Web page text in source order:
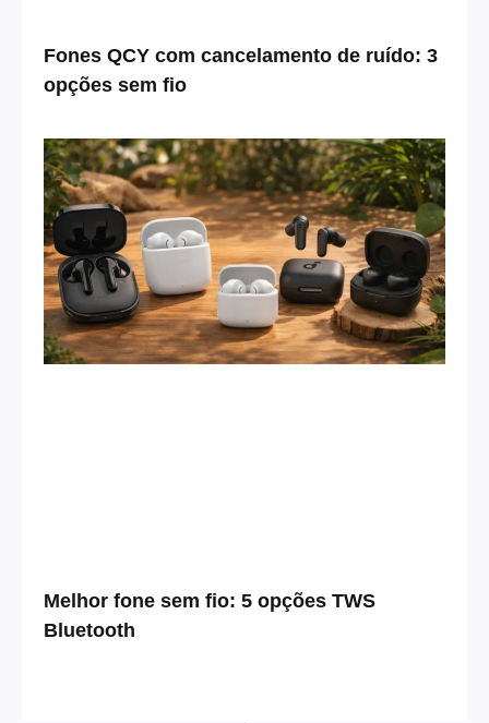
Fones QCY com cancelamento de ruído: 3
opções sem fio
Melhor fone sem fio: 5 opções TWS
Bluetooth